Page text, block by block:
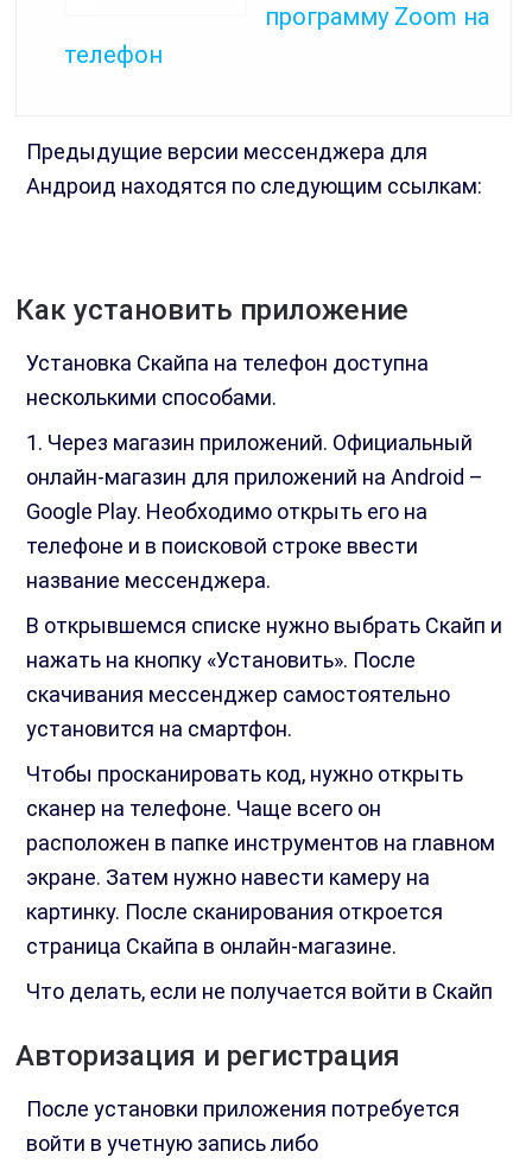
программу Zoom на
телефон
Предыдущие версии мессенджера для
Андроид находятся по следующим ссылкам:
Как установить приложение
Установка Скайпа на телефон доступна
несколькими способами.
1. Через магазин приложений. Официальный
онлайн-магазин для приложений на Android –
Google Play. Необходимо открыть его на
телефоне и в поисковой строке ввести
название мессенджера.
В открывшемся списке нужно выбрать Скайп и
нажать на кнопку «Установить». После
скачивания мессенджер самостоятельно
установится на смартфон.
Чтобы просканировать код, нужно открыть
сканер на телефоне. Чаще всего он
расположен в папке инструментов на главном
экране. Затем нужно навести камеру на
картинку. После сканирования откроется
страница Скайпа в онлайн-магазине.
Что делать, если не получается войти в Скайп
Авторизация и регистрация
После установки приложения потребуется
войти в учетную запись либо